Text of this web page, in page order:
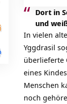
Dort in
und
In vielen
Yggdrasil
überlieferte
eines
Menschen
noch